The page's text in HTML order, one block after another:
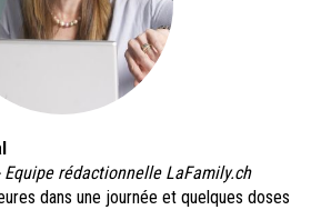
Equipe rédactionnelle LaFamily.ch
dans une journée et quelques doses